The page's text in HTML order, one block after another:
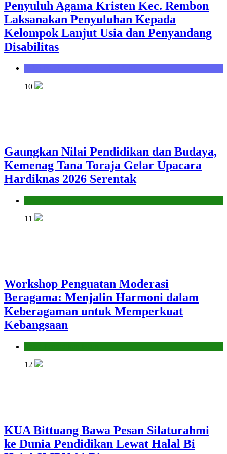
Penyuluh Agama Kristen Kec. Rembon
Laksanakan Penyuluhan Kepada
Kelompok Lanjut Usia dan Penyandang
Disabilitas
10
Gaungkan Nilai Pendidikan dan Budaya,
Kemenag Tana Toraja Gelar Upacara
Hardiknas 2026 Serentak
11
Workshop Penguatan Moderasi
Beragama: Menjalin Harmoni dalam
Keberagaman untuk Memperkuat
Kebangsaan
12
KUA Bittuang Bawa Pesan Silaturahmi
ke Dunia Pendidikan Lewat Halal Bi